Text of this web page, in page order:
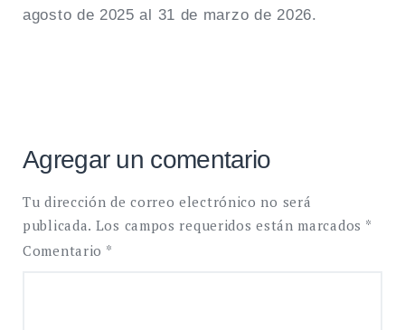
agosto de 2025 al 31 de marzo de 2026.
Agregar un comentario
Tu dirección de correo electrónico no será
publicada. Los campos requeridos están marcados *
Comentario *